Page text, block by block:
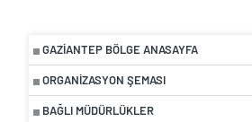
GAZIANTEP BÖLGE ANASAYFA
ORGANIZASYON ŞEMASI
BAĞLI MÜDÜRLÜKLER